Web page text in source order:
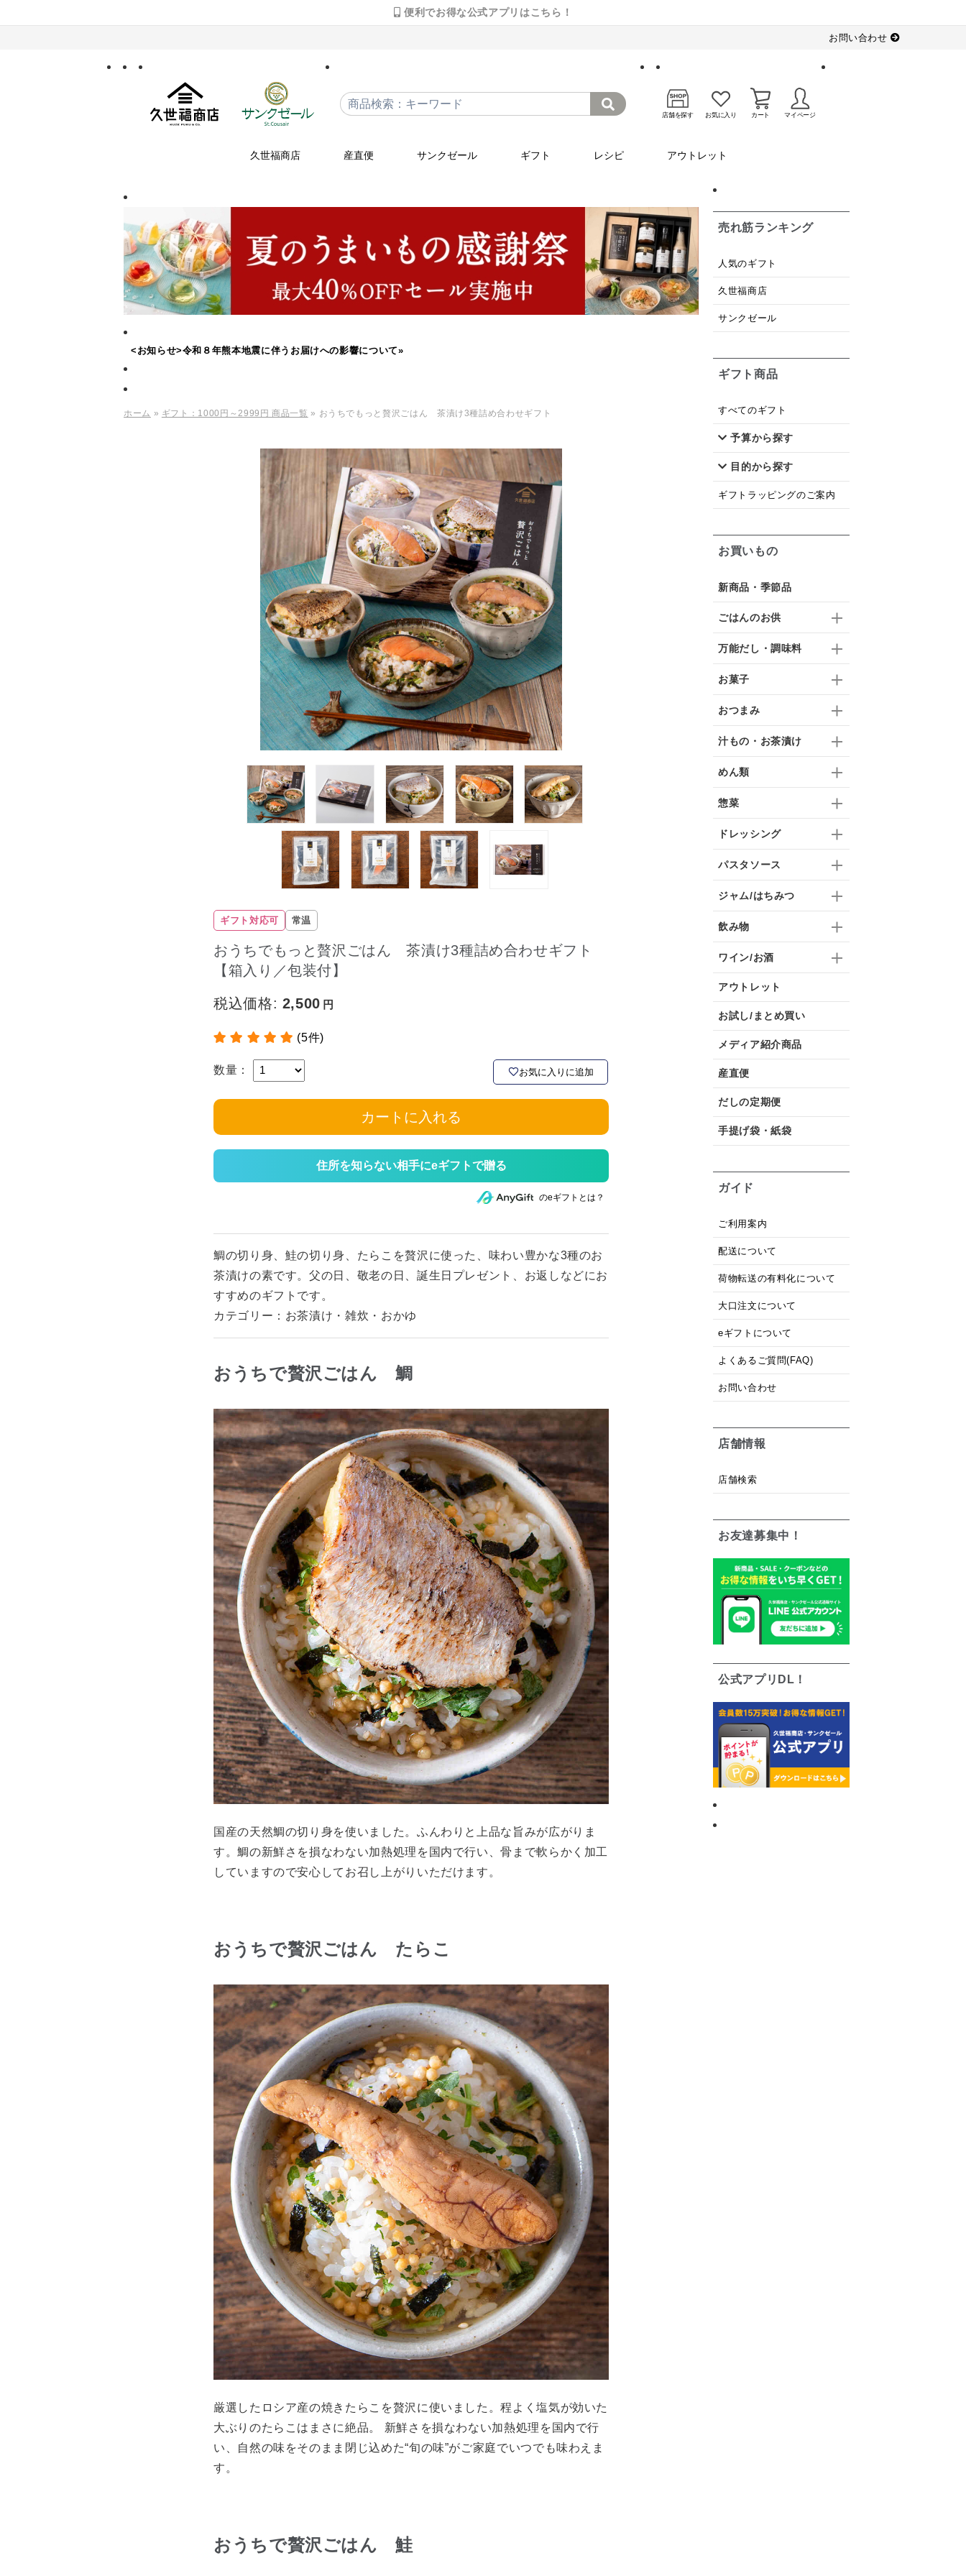
便利でお得な公式アプリはこちら！
お問い合わせ
店舗を探す お気に入り カート マイページ
久世福商店 産直便 サンクゼール ギフト レシピ アウトレット
<お知らせ>令和８年熊本地震に伴うお届けへの影響について»
ホーム » ギフト：1000円～2999円 商品一覧 » おうちでもっと贅沢ごはん 茶漬け3種詰め合わせギフト
ギフト対応可 常温
おうちでもっと贅沢ごはん 茶漬け3種詰め合わせギフト
【箱入り／包装付】
税込価格: 2,500
(5件)
数量： お気に入りに追加
カートに入れる
住所を知らない相手にeギフトで贈る
のeギフトとは？
鯛の切り身、鮭の切り身、たらこを贅沢に使った、味わい豊かな3種のお
茶漬けの素です。父の日、敬老の日、誕生日プレゼント、お返しなどにお
すすめのギフトです。
カテゴリー：お茶漬け・雑炊・おかゆ
おうちで贅沢ごはん 鯛
国産の天然鯛の切り身を使いました。ふんわりと上品な旨みが広がりま
す。鯛の新鮮さを損なわない加熱処理を国内で行い、骨まで軟らかく加工
していますので安心してお召し上がりいただけます。
おうちで贅沢ごはん たらこ
厳選したロシア産の焼きたらこを贅沢に使いました。程よく塩気が効いた
大ぶりのたらこはまさに絶品。 新鮮さを損なわない加熱処理を国内で行
い、自然の味をそのまま閉じ込めた“旬の味”がご家庭でいつでも味わえま
す。
おうちで贅沢ごはん 鮭
売れ筋ランキング
人気のギフト
久世福商店
サンクゼール
ギフト商品
すべてのギフト
予算から探す
目的から探す
ギフトラッピングのご案内
お買いもの
新商品・季節品
ごはんのお供
万能だし・調味料
お菓子
おつまみ
汁もの・お茶漬け
めん類
惣菜
ドレッシング
パスタソース
ジャム/はちみつ
飲み物
ワイン/お酒
アウトレット
お試し/まとめ買い
メディア紹介商品
産直便
だしの定期便
手提げ袋・紙袋
ガイド
ご利用案内
配送について
荷物転送の有料化について
大口注文について
eギフトについて
よくあるご質問(FAQ)
お問い合わせ
店舗情報
店舗検索
お友達募集中！
公式アプリDL！